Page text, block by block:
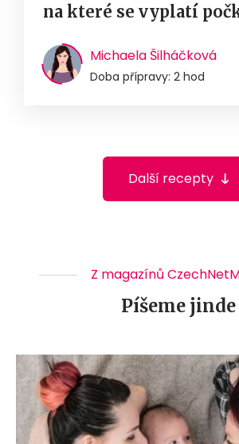
na které se vyplatí
Michaela Šilháčková
Doba přípravy: 2 hod
Další recepty
Z magazínů
Píšeme jinde